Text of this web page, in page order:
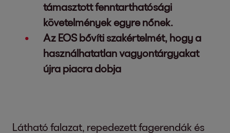
támasztott fenntarthatósági
követelmények egyre nőnek.
Az EOS bővíti szakértelmét, hogy a
használhatatlan vagyontárgyakat
újra piacra dobja
Látható falazat, repedezett fagerendák és